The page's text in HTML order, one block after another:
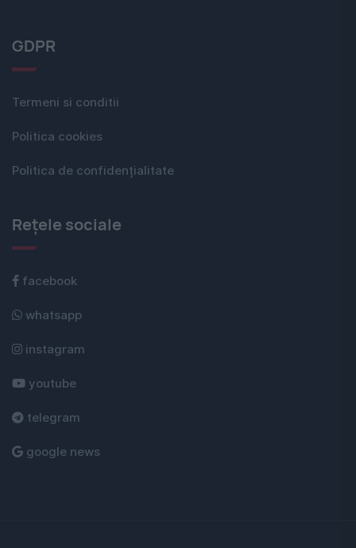
GDPR
Termeni si conditii
Politica cookies
Politica de confidențialitate
Rețele sociale
facebook
whatsapp
instagram
youtube
telegram
google news